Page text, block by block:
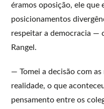
éramos oposição, ele que
posicionamentos
respeitar a democracia —
Rangel.
— Tomei a decisão com
realidade, o que
pensamento entre os